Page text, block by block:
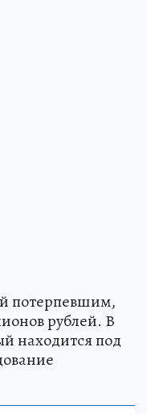
потерпевшим,
рублей. В
находится под